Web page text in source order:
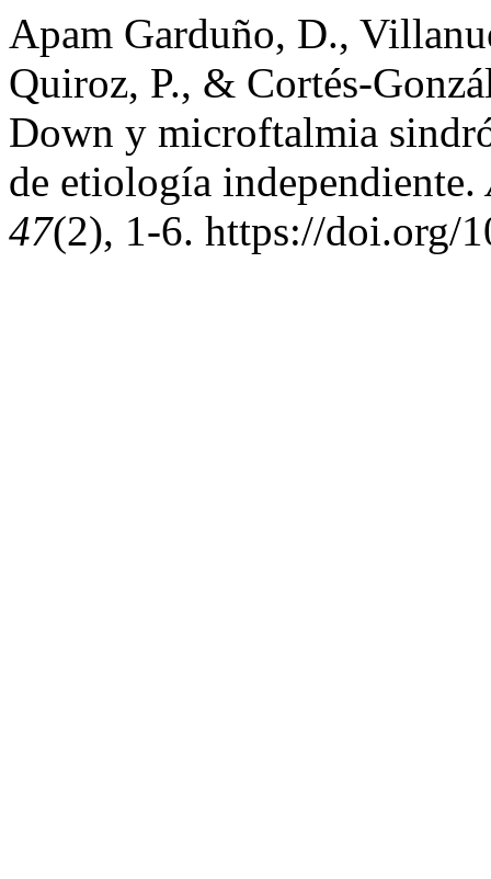
Apam Garduño, D.,
Quiroz, P., & Cortés-
Down y microftalmia
de etiología independiente.
47(2), 1-6. https://doi.org/